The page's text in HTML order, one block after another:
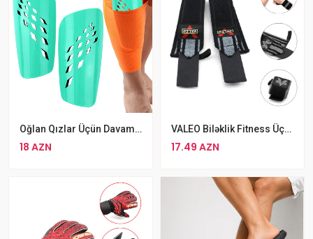
Oğlan Qızlar Üçün Davamlı Futbol Dizliyi Rengbərəng Qoruyucu Şitqi
18 AZN
VALEO Biləklik Fitness Üçün Cüt
17.49 AZN